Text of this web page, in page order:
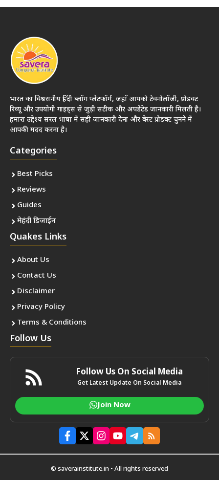
भारत का विश्वसनीय हिंदी ब्लॉग प्लेटफॉर्म, जहाँ आपको टेक्नोलॉजी, प्रोडक्ट
रिव्यू और उपयोगी गाइड्स से जुड़ी सटीक और अपडेटेड जानकारी मिलती है।
हमारा उद्देश्य सरल भाषा में सही जानकारी देना और बेस्ट प्रोडक्ट चुनने में
आपकी मदद करना है।
Categories
Best Picks
Reviews
Guides
मेहंदी डिजाईन
Quakes Links
About Us
Contact Us
Disclaimer
Privacy Policy
Terms & Conditions
Follow Us
Follow Us On Social Media
Get Latest Update On Social Media
Join Now
© saverainstitute.in • All rights reserved